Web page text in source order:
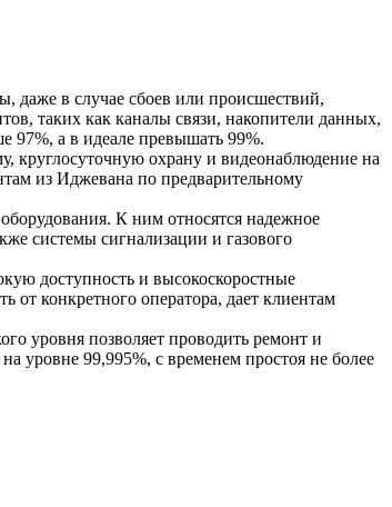
даже в случае сбоев или происшествий,
таких как каналы связи, накопители данных,
97%, а в идеале превышать 99%.
круглосуточную охрану и видеонаблюдение на
из Иджевана по предварительному
К ним относятся надежное
системы сигнализации и газового
доступность и высокоскоростные
от конкретного оператора, дает клиентам
уровня позволяет проводить ремонт и
уровне 99,995%, с временем простоя не более